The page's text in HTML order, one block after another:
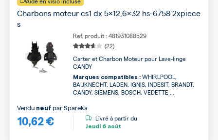
Charbons moteur cs1 dx 5x12,6x32 hs-6758 2xpiece
s
Ref. produit : 481931088529
(22)
Carter et Charbon Moteur pour Lave-linge
CANDY
Marques compatibles : WHIRLPOOL,
BAUKNECHT, LADEN, IGNIS, INDESIT, BRANDT,
CANDY, SIEMENS, BOSCH, VEDETTE ...
10,62 €
Vendu neuf parSpareka
Livré à partir du
Jeudi 6 août